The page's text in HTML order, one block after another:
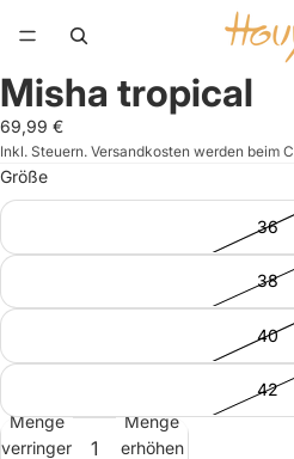
Bild
im
Vollbildmodus
öffnen
Bild
im
Vollbildmodus
öffnen
Bild
im
Vollbildmodus
öffnen
Bild
im
Vollbildmodus
öffnen
Misha tropical
69,99 €
Inkl. Steuern. Versandkosten werden beim
Größe
36
38
40
42
Menge
verringern
Menge
erhöhen